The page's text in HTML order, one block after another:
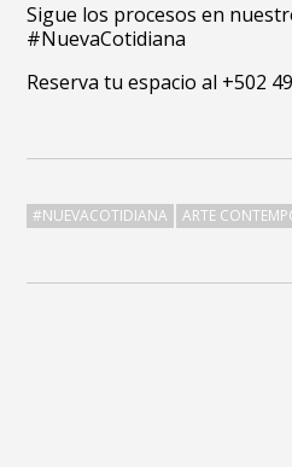
Sigue los procesos en
#NuevaCotidiana
Reserva tu espacio al +502
#NUEVACOTIDIANA ARTE